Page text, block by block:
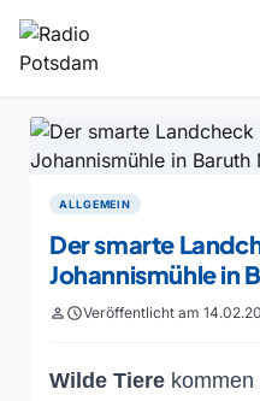
ALLGEMEIN
Der smarte
Johannismühle in
personscheduleVeröffentlicht am
Wilde Tiere kommen